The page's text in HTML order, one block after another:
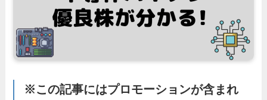
※この記事にはプロモーションが含まれ